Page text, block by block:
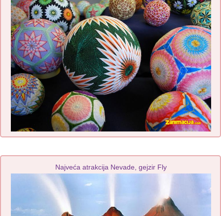
Najveća atrakcija Nevade, gejzir Fly